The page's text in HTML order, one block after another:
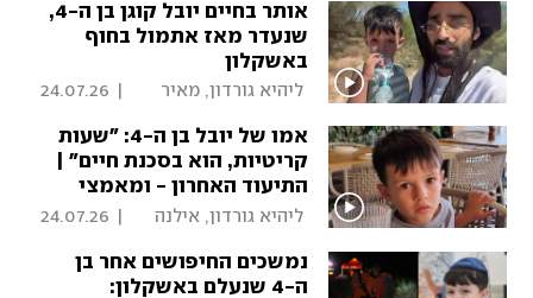
אותר בחיים יובל קוגן בן ה-4,
שנעדר מאז אתמול בחוף
באשקלון
24.07.26
אמו של יובל בן ה-4: "שעות
קריטיות, הוא בסכנת חיים" |
התיעוד האחרון - ומאמצי
החיפושים
ליהיא גורדון, אילנה
24.07.26
נמשכים החיפושים אחר בן
ה-4 שנעלם באשקלון: